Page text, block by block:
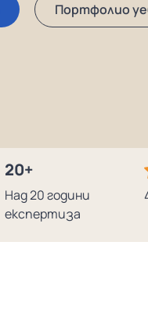
Портфолио
20+
Над 20 години
експертиза